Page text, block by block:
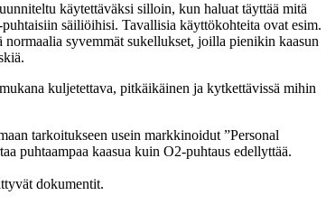
käytettäväksi silloin, kun haluat täyttää mitä
säiliöihisi. Tavallisia käyttökohteita ovat esim.
syvemmät sukellukset, joilla pienikin kaasun
kuljetettava, pitkäikäinen ja kytkettävissä mihin
tarkoitukseen usein markkinoidut ”Personal
puhtaampaa kaasua kuin O2-puhtaus edellyttää.
dokumentit.